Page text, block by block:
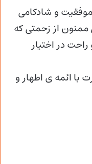
و شادکامی
از زحمتی که
در اختیار
با ائمه ی اطهار و